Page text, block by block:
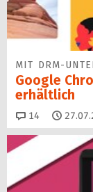
MIT DRM-
Google
erhältlich
14